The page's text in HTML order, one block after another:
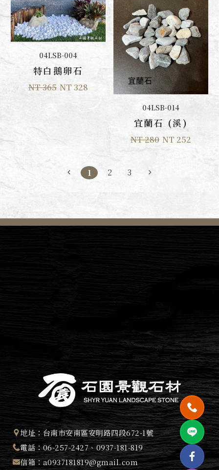
加入購物車
04LSB-004
特白鵝卵石
NT 365 NT 328
加入購物車
04LSB-014
宜蘭石 (溪)
NT 280 NT 252
1 2 3
地址：台南市安南區安明路四段672-1號
電話：06-257-2427、0937-181-819
信箱：a0937181819@gmail.com